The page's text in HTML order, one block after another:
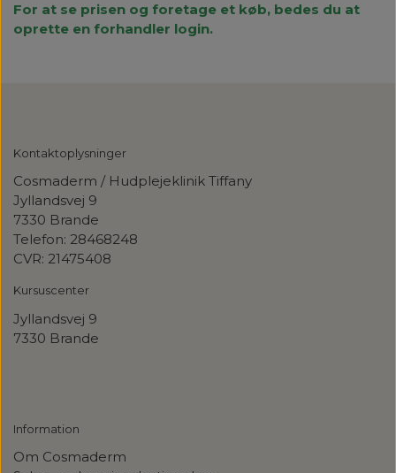
For at se prisen og foretage et køb, bedes du at
oprette en forhandler login.
Kontaktoplysninger
Cosmaderm / Hudplejeklinik Tiffany
Jyllandsvej 9
7330 Brande
Telefon: 28468248
CVR: 21475408
Kursuscenter
Jyllandsvej 9
7330 Brande
Information
Om Cosmaderm